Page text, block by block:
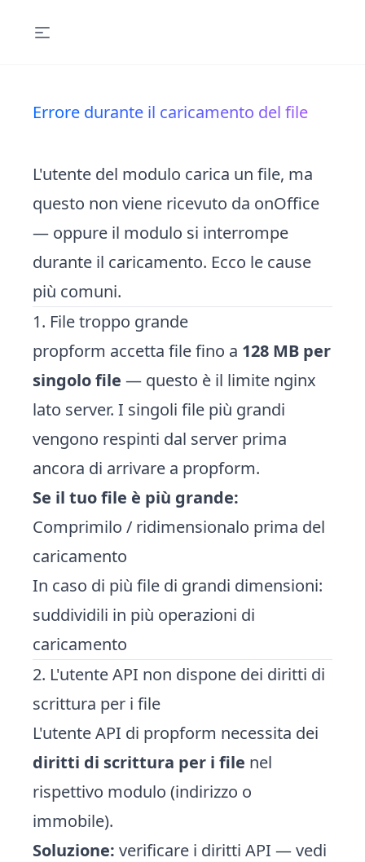
Errore durante il caricamento del file
L'utente del modulo carica un file, ma
questo non viene ricevuto da onOffice
— oppure il modulo si interrompe
durante il caricamento. Ecco le cause
più comuni.
1. File troppo grande
propform accetta file fino a 128 MB per
singolo file — questo è il limite nginx
lato server. I singoli file più grandi
vengono respinti dal server prima
ancora di arrivare a propform.
Se il tuo file è più grande:
Comprimilo / ridimensionalo prima del
caricamento
In caso di più file di grandi dimensioni:
suddividili in più operazioni di
caricamento
2. L'utente API non dispone dei diritti di
scrittura per i file
L'utente API di propform necessita dei
diritti di scrittura per i file nel
rispettivo modulo (indirizzo o
immobile).
Soluzione: verificare i diritti API — vedi